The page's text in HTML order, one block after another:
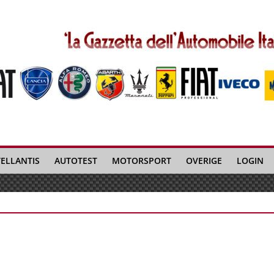
AUTOTEST MOTORSPORT OVERIGE LOGIN